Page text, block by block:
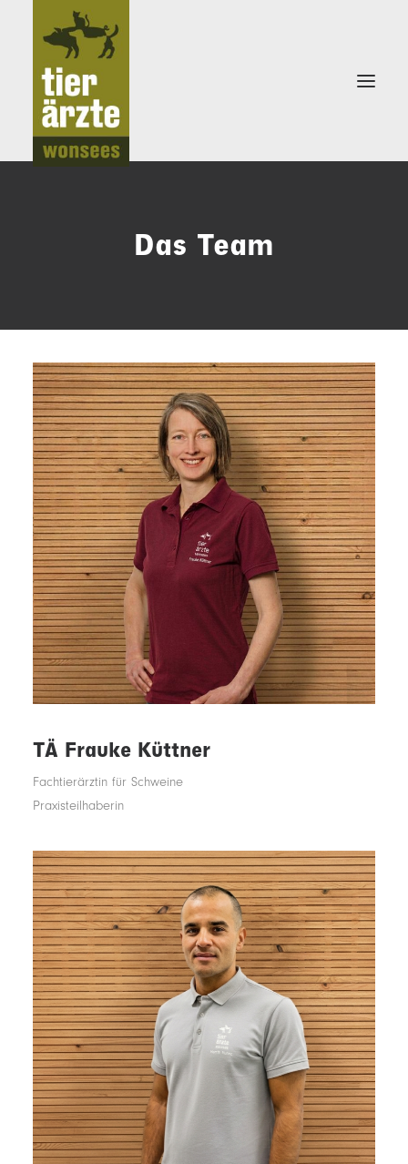
KONTAKT
KLEINTIERPRAXIS
SCHWEINEPRAXIS
Das Team
2001 - 2007 Studium der Veterinärmedizin an der
veterinärmedizin. Fakultät, Universität Leipzig
2007 – 2012 Angestellte Tierärztin in der Tierarztpraxis Dr.
Gedecke
2012 Gründung Tierarztpraxis Frauke Runge
TÄ Frauke Küttner
Fachtierärztin für Schweine
Praxisteilhaberin
2000-2006 Studium der Veterinärmedizin, Universidad de
las Américas, Santiago/Chile
2007-2008 Angestellter Tierarzt in der Clínica Veterinaria
Club Animal, Santiago/Chile
2008-2010 Praktika und Internship in den Tierärztl. Kliniken
Nürnberg und Bamberg
2010-2011 Angestellter Tierarzt in der Tierärztl. Klinik für
Kleintiere Am Forstgarten, Kleve
2011-05/2020 Angestellter Tierarzt in der Tierärztl. Klinik für
Kleintiere Dr. Meier, Bamberg